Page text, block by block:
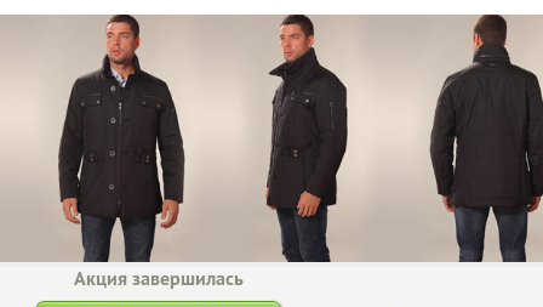
Акция завершилась